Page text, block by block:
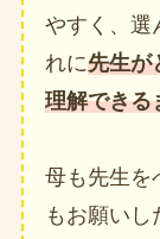
やすく、選
れに先生が
理解できる
母も先生を
もお願いし